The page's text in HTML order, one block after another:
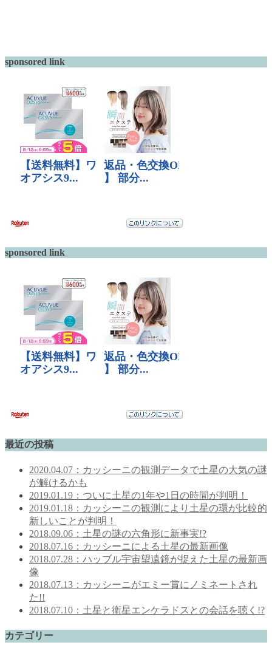
sponsored link
sponsored link
最近の投稿
2020.04.07：カッシーニの観測データで土星の大気の謎
が解けるかも
2019.01.19：ついに土星の1年や1日の時間が判明！
2019.01.18：カッシーニの観測により土星の環が比較的
新しいことが判明！
2018.09.06：土星の謎の六角形に新事実!?
2018.07.16：カッシーニによる土星の最新画像
2018.07.28：ハッブル宇宙望遠鏡が捉えた土星の最新画
像
2018.07.13：カッシーニがエミー賞にノミネートされ
た!!
2018.07.10：土星と衛星エンケラドスとの会話を聴く!?
カテゴリー